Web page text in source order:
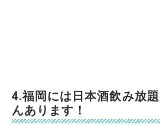
4.福岡には日本酒飲み放
んあります！